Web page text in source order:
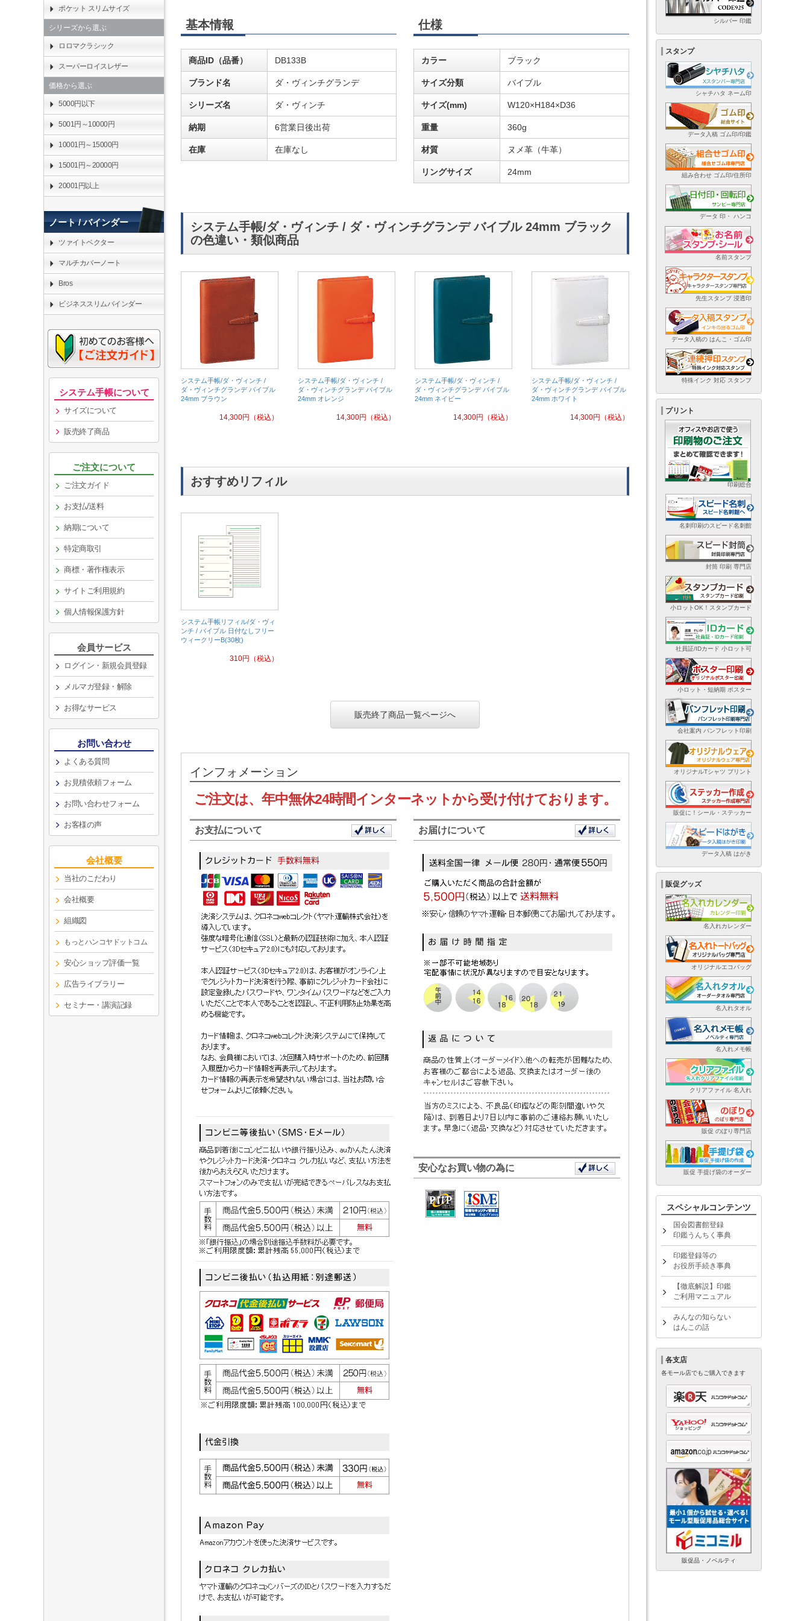
基本情報
商品ID（品番） DB133B
ブランド名 ダ・ヴィンチグランデ
シリーズ名 ダ・ヴィンチ
納期 6営業日後出荷
在庫 在庫なし
仕様
カラー ブラック
サイズ分類 バイブル
サイズ(mm) W120×H184×D36
重量 360g
材質 ヌメ革（牛革）
リングサイズ 24mm
システム手帳/ダ・ヴィンチ / ダ・ヴィンチグランデ バイブル 24mm ブラック
の色違い・類似商品
システム手帳/ダ・ヴィンチ /
ダ・ヴィンチグランデ バイブル
24mm ブラウン
14,300円 （税込）
システム手帳/ダ・ヴィンチ /
ダ・ヴィンチグランデ バイブル
24mm オレンジ
14,300円 （税込）
システム手帳/ダ・ヴィンチ /
ダ・ヴィンチグランデ バイブル
24mm ネイビー
14,300円 （税込）
システム手帳/ダ・ヴィンチ /
ダ・ヴィンチグランデ バイブル
24mm ホワイト
14,300円 （税込）
おすすめリフィル
システム手帳リフィル/ダ・ヴィ
ンチ / バイブル 日付なしフリー
ウィークリーB(30枚)
310円 （税込）
販売終了商品一覧ページへ
インフォメーション
ご注文は、年中無休24時間インターネットから受け付けております。
お支払について お届けについて
安心なお買い物の為に
ポケット スリムサイズ
シリーズから選ぶ
ロロマクラシック
スーパーロイスレザー
価格から選ぶ
5000円以下
5001円～10000円
10001円～15000円
15001円～20000円
20001円以上
ノート / バインダー
ツァイトベクター
マルチカバーノート
Bros
ビジネススリムバインダー
システム手帳について
サイズについて
販売終了商品
ご注文について
ご注文ガイド
お支払/送料
納期について
特定商取引
商標・著作権表示
サイトご利用規約
個人情報保護方針
会員サービス
ログイン・新規会員登録
メルマガ登録・解除
お得なサービス
お問い合わせ
よくある質問
お見積依頼フォーム
お問い合わせフォーム
お客様の声
会社概要
当社のこだわり
会社概要
組織図
もっとハンコヤドットコム
安心ショップ評価一覧
広告ライブラリー
セミナー・講演記録
シルバー 印鑑
スタンプ
シャチハタ ネーム印
データ入稿 ゴム印/印鑑
組み合わせ ゴム印/住所印
データ 印・ ハンコ
名前スタンプ
先生スタンプ 浸透印
データ入稿の はんこ・ゴム印
特殊インク 対応 スタンプ
プリント
印刷総合
名刺印刷のスピード名刺館
封筒 印刷 専門店
小ロットOK！スタンプカード
社員証/IDカード 小ロット可
小ロット・短納期 ポスター
会社案内 パンフレット印刷
オリジナルTシャツ プリント
販促に！シール・ステッカー
データ入稿 はがき
販促グッズ
名入れカレンダー
オリジナルエコバッグ
名入れタオル
名入れメモ帳
クリアファイル 名入れ
販促 のぼり専門店
販促 手提げ袋のオーダー
スペシャルコンテンツ
国会図書館登録
印鑑うんちく事典
印鑑登録等の
お役所手続き事典
【徹底解説】印鑑
ご利用マニュアル
みんなの知らない
はんこの話
各支店
各モール店でもご購入できます
販促品・ノベルティ